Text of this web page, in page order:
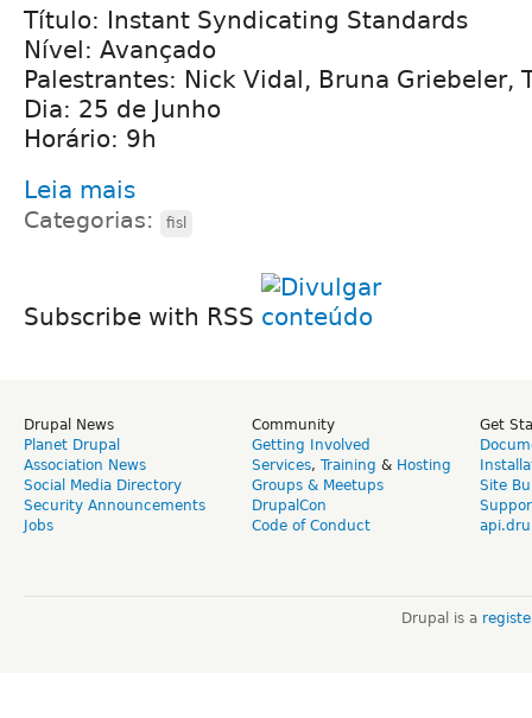
Título: Instant Syndicating Standards
Nível: Avançado
Palestrantes: Nick Vidal, Bruna Griebeler,
Dia: 25 de Junho
Horário: 9h
Leia mais
Categorias: fisl
Subscribe with RSS
Drupal News
Planet Drupal
Association News
Social Media Directory
Security Announcements
Jobs
Community
Getting Involved
Services, Training & Hosting
Groups & Meetups
DrupalCon
Code of Conduct
Get
Site
Drupal is a